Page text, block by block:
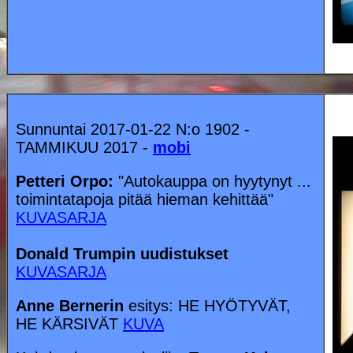
Sunnuntai 2017-01-22 N:o 1902 -
TAMMIKUU 2017 - mobi
Petteri Orpo: "Autokauppa on hyytynyt ...
toimintatapoja pitää hieman kehittää"
KUVASARJA
Donald Trumpin uudistukset
KUVASARJA
Anne Bernerin esitys: HE HYÖTYVÄT,
HE KÄRSIVÄT KUVA